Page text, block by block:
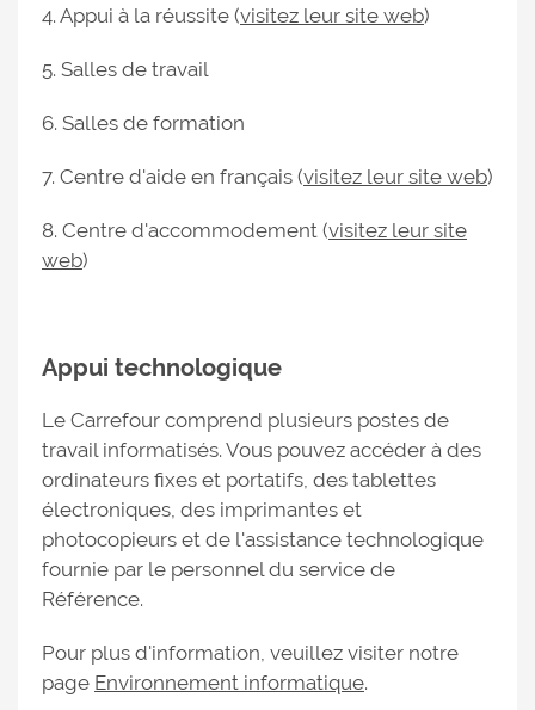
4. Appui à la réussite (visitez leur site web)
5. Salles de travail
6. Salles de formation
7. Centre d'aide en français (visitez leur site web)
8. Centre d'accommodement (visitez leur site
web)
Appui technologique
Le Carrefour comprend plusieurs postes de
travail informatisés. Vous pouvez accéder à des
ordinateurs fixes et portatifs, des tablettes
électroniques, des imprimantes et
photocopieurs et de l'assistance technologique
fournie par le personnel du service de
Référence.
Pour plus d'information, veuillez visiter notre
page Environnement informatique.